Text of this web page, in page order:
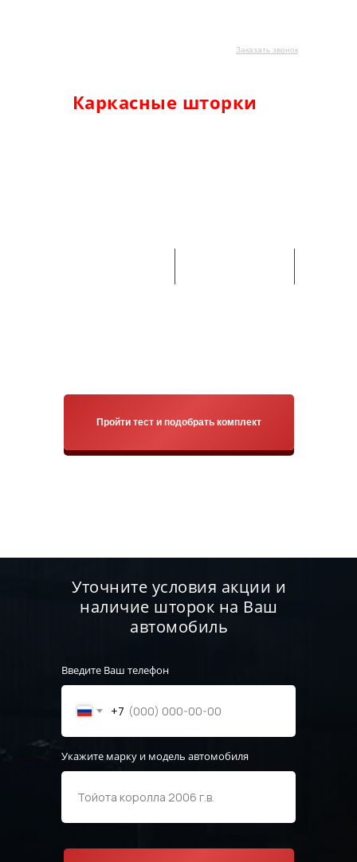
Каркасные шторки
Заказать звонок
Пройти тест и подобрать комплект
Уточните условия акции и
наличие шторок на Ваш
автомобиль
Введите Ваш телефон
+7
Укажите марку и модель автомобиля